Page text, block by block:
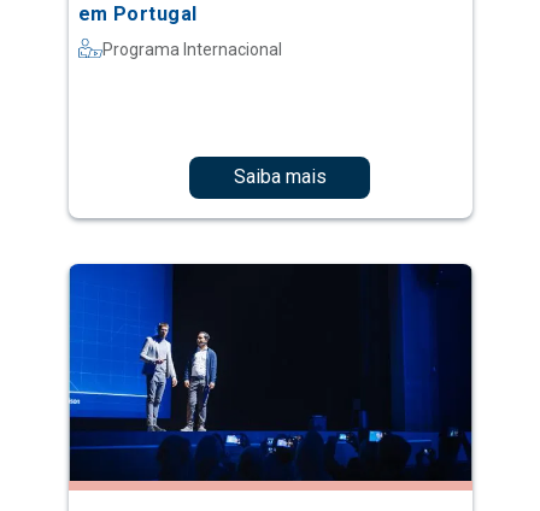
em Portugal
Programa Internacional
Saiba mais